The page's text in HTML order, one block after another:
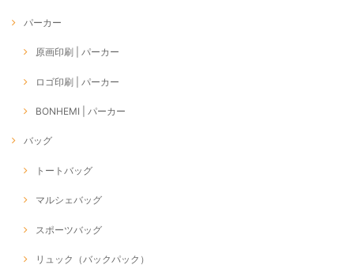
パーカー
原画印刷 | パーカー
ロゴ印刷 | パーカー
BONHEMI | パーカー
バッグ
トートバッグ
マルシェバッグ
スポーツバッグ
リュック（バックパック）